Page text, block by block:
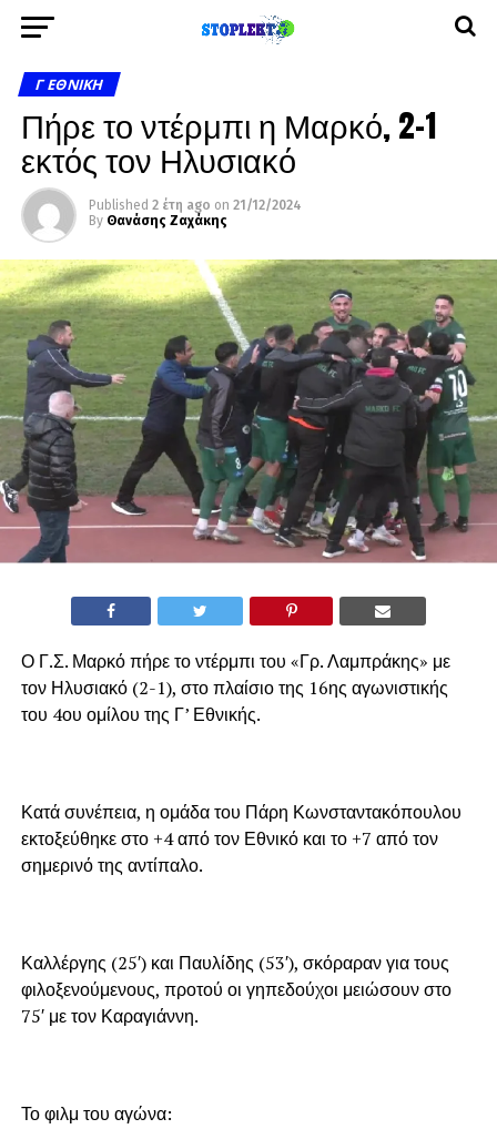
Γ ΕΘΝΙΚΉ
Πήρε το ντέρμπι η Μαρκό, 2-1
εκτός τον Ηλυσιακό
Published 2 έτη ago on 21/12/2024
By Θανάσης Ζαχάκης
Ο Γ.Σ. Μαρκό πήρε το ντέρμπι του «Γρ. Λαμπράκης» με
τον Ηλυσιακό (2-1), στο πλαίσιο της 16ης αγωνιστικής
του 4ου ομίλου της Γ’ Εθνικής.
Κατά συνέπεια, η ομάδα του Πάρη Κωνσταντακόπουλου
εκτοξεύθηκε στο +4 από τον Εθνικό και το +7 από τον
σημερινό της αντίπαλο.
Καλλέργης (25′) και Παυλίδης (53′), σκόραραν για τους
φιλοξενούμενους, προτού οι γηπεδούχοι μειώσουν στο
75′ με τον Καραγιάννη.
Το φιλμ του αγώνα: